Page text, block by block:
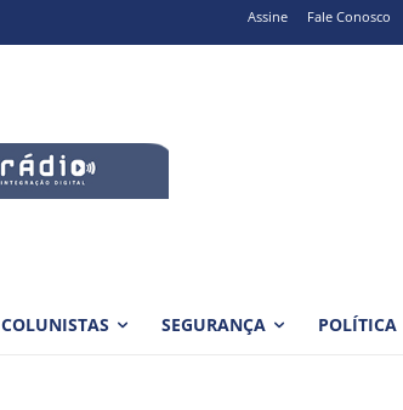
Assine Fale Conosco
COLUNISTAS SEGURANÇA POLÍTICA